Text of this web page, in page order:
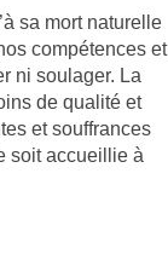
sa mort naturelle
compétences et
ni soulager. La
de qualité et
et souffrances
soit accueillie à